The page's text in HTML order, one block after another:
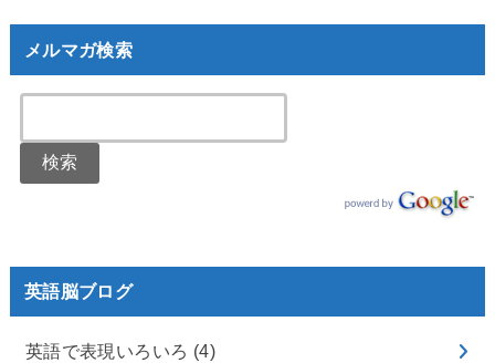
メルマガ検索
英語脳ブログ
英語で表現いろいろ (4)